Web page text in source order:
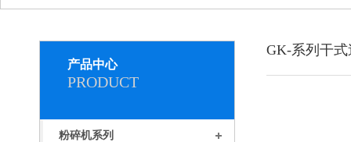
产品中心
PRODUCT
粉碎机系列
GK-系列干